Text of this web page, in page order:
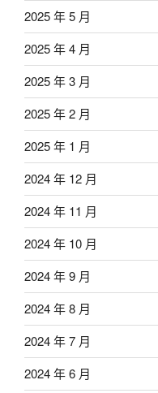
2025 年 5 月
2025 年 4 月
2025 年 3 月
2025 年 2 月
2025 年 1 月
2024 年 12 月
2024 年 11 月
2024 年 10 月
2024 年 9 月
2024 年 8 月
2024 年 7 月
2024 年 6 月